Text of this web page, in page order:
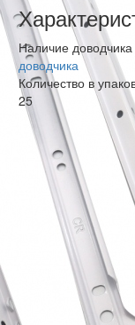
Наличие
доводчика
Количество в
25